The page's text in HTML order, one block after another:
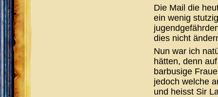
Die Mail die
ein wenig
dies nicht
Nun war ich
hätten, denn
barbusige
jedoch welche
und heisst Sir